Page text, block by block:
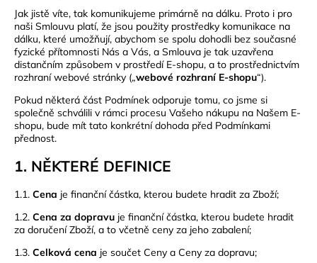
Jak jistě víte, tak komunikujeme primárně na dálku. Proto i pro
naši Smlouvu platí, že jsou použity prostředky komunikace na
dálku, které umožňují, abychom se spolu dohodli bez současné
fyzické přítomnosti Nás a Vás, a Smlouva je tak uzavřena
distančním způsobem v prostředí E-shopu, a to prostřednictvím
rozhraní webové stránky („webové rozhraní E-shopu“).
Pokud některá část Podmínek odporuje tomu, co jsme si
společně schválili v rámci procesu Vašeho nákupu na Našem E-
shopu, bude mít tato konkrétní dohoda před Podmínkami
přednost.
1. NĚKTERÉ DEFINICE
1.1. Cena je finanční částka, kterou budete hradit za Zboží;
1.2. Cena za dopravu je finanční částka, kterou budete hradit
za doručení Zboží, a to včetně ceny za jeho zabalení;
1.3. Celková cena je součet Ceny a Ceny za dopravu;